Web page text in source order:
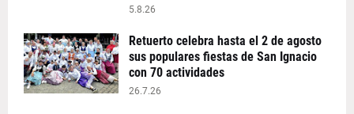
5.8.26
Retuerto celebra hasta el 2 de agosto
sus populares fiestas de San Ignacio
con 70 actividades
26.7.26